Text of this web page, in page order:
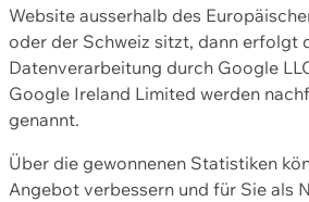
Website ausserhalb des
oder der Schweiz sitzt, dann erfolgt
Datenverarbeitung durch Google
Google Ireland Limited werden
genannt.
Über die gewonnenen Statistiken
Angebot verbessern und für Sie als